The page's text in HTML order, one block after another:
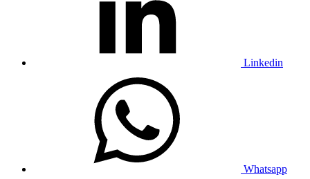
Linkedin
Whatsapp